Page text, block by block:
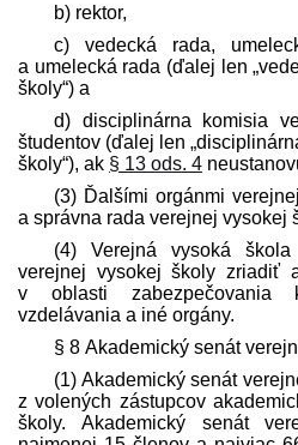
b) rektor,
c) vedecká rada,
a umelecká rada (ďalej len
školy“) a
d) disciplinárna komisia
študentov (ďalej len
školy“), ak § 13 ods. 4
(3) Ďalšími orgánmi
a správna rada verejnej vysokej
(4) Verejná vysoká
verejnej vysokej školy zriadiť
v oblasti zabezpečovania
vzdelávania a iné orgány.
§ 8 Akademický senát
(1) Akademický senát
z volených zástupcov
školy. Akademický senát